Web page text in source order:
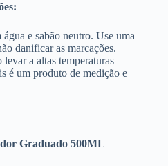
e sabão neutro. Use uma
danificar as marcações.
levar a altas temperaturas
é um produto de medição e
Graduado 500ML